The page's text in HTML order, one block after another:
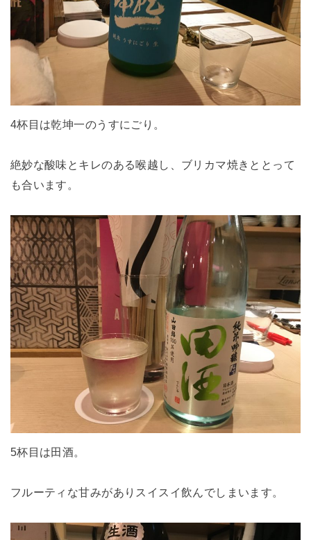
4杯目は乾坤一のうすにごり。
絶妙な酸味とキレのある喉越し、ブリカマ焼きととって
も合います。
5杯目は田酒。
フルーティな甘みがありスイスイ飲んでしまいます。